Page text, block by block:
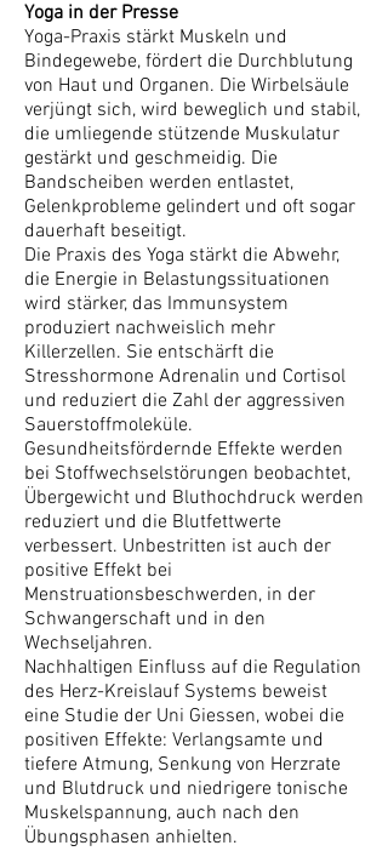
Yoga in der Presse
Yoga-Praxis stärkt Muskeln und
Bindegewebe, fördert die Durchblutung
von Haut und Organen. Die Wirbelsäule
verjüngt sich, wird beweglich und stabil,
die umliegende stützende Muskulatur
gestärkt und geschmeidig. Die
Bandscheiben werden entlastet,
Gelenkprobleme gelindert und oft sogar
dauerhaft beseitigt.
Die Praxis des Yoga stärkt die Abwehr,
die Energie in Belastungssituationen
wird stärker, das Immunsystem
produziert nachweislich mehr
Killerzellen. Sie entschärft die
Stresshormone Adrenalin und Cortisol
und reduziert die Zahl der aggressiven
Sauerstoffmoleküle.
Gesundheitsfördernde Effekte werden
bei Stoffwechselstörungen beobachtet,
Übergewicht und Bluthochdruck werden
reduziert und die Blutfettwerte
verbessert. Unbestritten ist auch der
positive Effekt bei
Menstruationsbeschwerden, in der
Schwangerschaft und in den
Wechseljahren.
Nachhaltigen Einfluss auf die Regulation
des Herz-Kreislauf Systems beweist
eine Studie der Uni Giessen, wobei die
positiven Effekte: Verlangsamte und
tiefere Atmung, Senkung von Herzrate
und Blutdruck und niedrigere tonische
Muskelspannung, auch nach den
Übungsphasen anhielten.